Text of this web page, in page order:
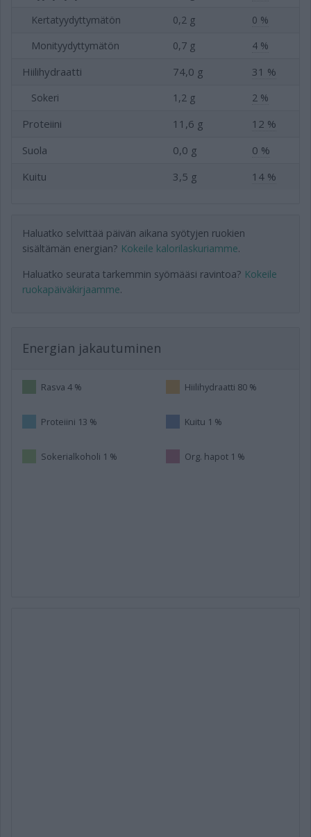
Kertatyydyttymätön
0,2 g
0 %
Monityydyttymätön
0,7 g 4 %
Hiilihydraatti 74,0 g 31 %
Sokeri 1,2 g 2 %
Proteiini 11,6 g
12 %
Suola
0,0 g
0 %
Kuitu
3,5 g 14 %
Haluatko selvittää päivän aikana syötyjen ruokien
sisältämän energian? Kokeile kalorilaskuriamme.
Haluatko seurata tarkemmin syömääsi ravintoa? Kokeile
ruokapäiväkirjaamme.
Energian jakautuminen
Rasva 4 % Hiilihydraatti 80 %
Proteiini 13 % Kuitu 1 %
Sokerialkoholi 1 % Org. hapot 1 %